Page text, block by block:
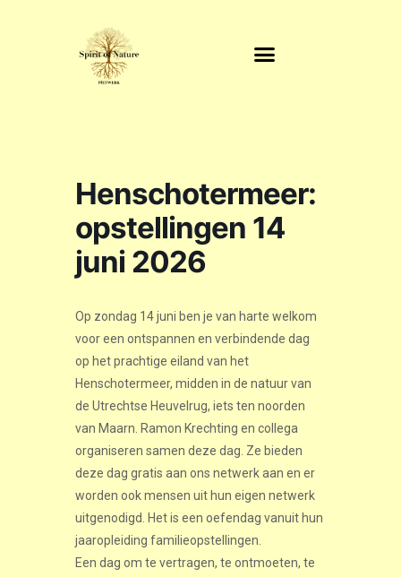
Henschotermeer:
opstellingen 14
juni 2026
Op zondag 14 juni ben je van harte welkom
voor een ontspannen en verbindende dag
op het prachtige eiland van het
Henschotermeer, midden in de natuur van
de Utrechtse Heuvelrug, iets ten noorden
van Maarn. Ramon Krechting en collega
organiseren samen deze dag. Ze bieden
deze dag gratis aan ons netwerk aan en er
worden ook mensen uit hun eigen netwerk
uitgenodigd. Het is een oefendag vanuit hun
jaaropleiding familieopstellingen.
Een dag om te vertragen, te ontmoeten, te